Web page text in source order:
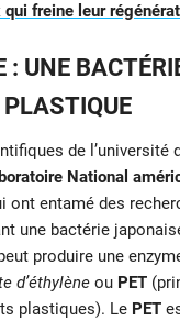
freine leur
: UNE
PLASTIQUE
de l’université
National
ont entamé des
une bactérie
produire une
d’éthylène ou PET
plastiques). Le PET